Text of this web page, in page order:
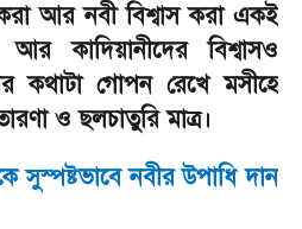
আর নবী বিশ্বাস করা একই
কাদিয়ানীদের বিশ্বাসও
কথাটা গোপন রেখে মসীহে
ও ছলচাতুরি মাত্র।
সুস্পষ্টভাবে নবীর উপাধি দান